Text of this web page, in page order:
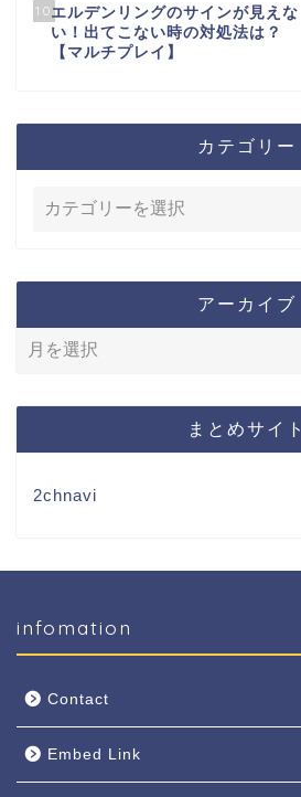
10エルデンリングのサインが見えな
い！出てこない時の対処法は？
【マルチプレイ】
カテゴリー
アーカイブ
まとめサイト
2chnavi
infomation
Contact
Embed Link